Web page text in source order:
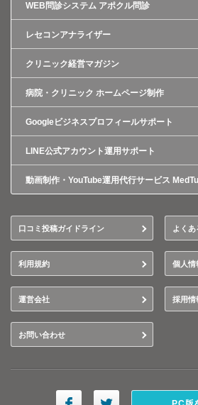
WEB問診システム アポクル問診
レセコンアナライザー
クリニック経営マガジン
病院・クリニック ホームページ制作
Googleビジネスプロフィールサポート
LINE公式アカウント運用サポート
動画制作・YouTube運用代行サービス
口コミ投稿ガイドライン よくあ
利用規約 個人情
運営会社 採用情
お問い合わせ